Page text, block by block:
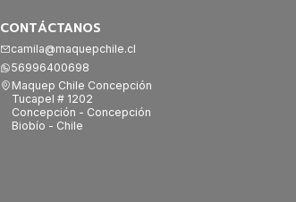
CONTÁCTANOS
camila@maquepchile.cl
56996400698
Maquep Chile Concepción
Tucapel # 1202
Concepción - Concepción
Biobío - Chile